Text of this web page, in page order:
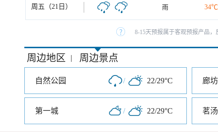
周五（21日） 雨 34℃
8-15天预报属于客观预报产品
周边地区 | 周边景点
自然公园 / 22/29°C 廊
第一城 / 22/29°C 茗